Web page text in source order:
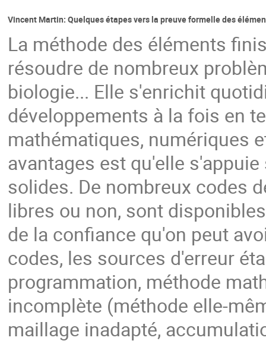
Vincent Martin: Quelques étapes vers la preuve formelle des
La méthode des éléments
résoudre de nombreux
biologie... Elle s'enrichit
développements à la fois en
mathématiques, numériques
avantages est qu'elle
solides. De nombreux codes
libres ou non, sont
de la confiance qu'on peut
codes, les sources d'erreur
programmation, méthode
incomplète (méthode elle-
maillage inadapté,